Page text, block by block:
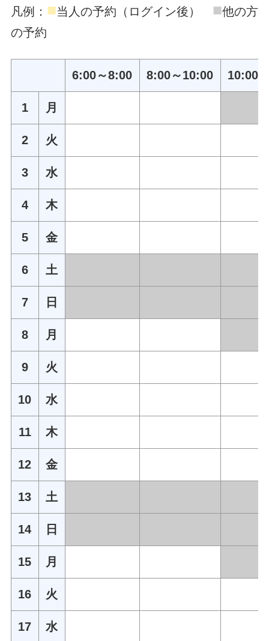
凡例： ■当人の予約（ログイン後） ■他の方
の予約
6:00～8:00 8:00～10:00 10:00
1 月
2 火
3 水
4 木
5 金
6 土
7 日
8 月
9 火
10 水
11 木
12 金
13 土
14 日
15 月
16 火
17 水